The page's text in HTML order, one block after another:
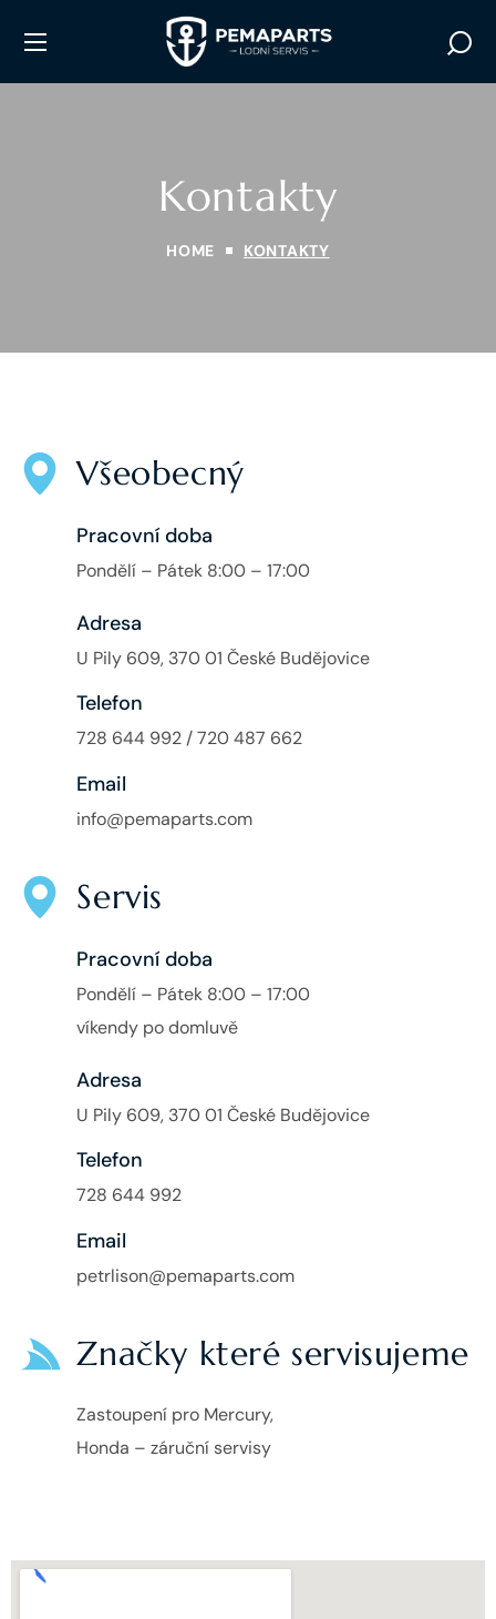
Kontakty
HOME KONTAKTY
Všeobecný
Pracovní doba
Pondělí – Pátek 8:00 – 17:00
Adresa
U Pily 609, 370 01 České Budějovice
Telefon
728 644 992 / 720 487 662
Email
info@pemaparts.com
Servis
Pracovní doba
Pondělí – Pátek 8:00 – 17:00
víkendy po domluvě
Adresa
U Pily 609, 370 01 České Budějovice
Telefon
728 644 992
Email
petrlison@pemaparts.com
Značky které servisujeme
Zastoupení pro Mercury,
Honda – záruční servisy